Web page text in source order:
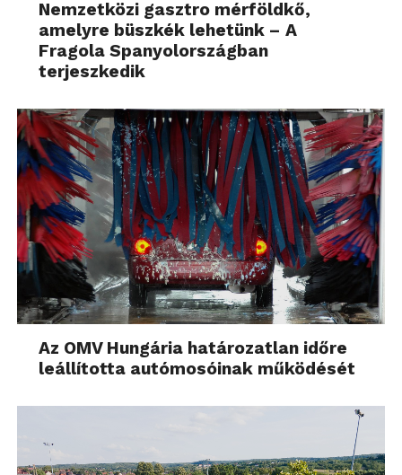
Nemzetközi gasztro mérföldkő,
amelyre büszkék lehetünk – A
Fragola Spanyolországban
terjeszkedik
Az OMV Hungária határozatlan időre
leállította autómosóinak működését